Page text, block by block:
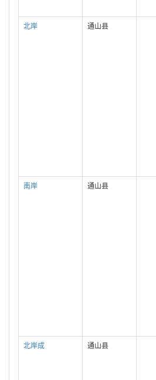
北岸 通山县
南岸 通山县
北岸成 通山县